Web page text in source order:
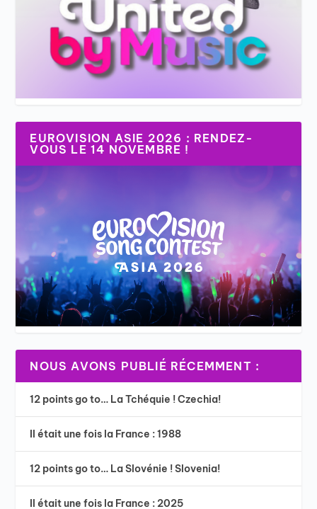
EUROVISION ASIE 2026 : RENDEZ-
VOUS LE 14 NOVEMBRE !
NOUS AVONS PUBLIÉ RÉCEMMENT :
12 points go to… La Tchéquie ! Czechia!
Il était une fois la France : 1988
12 points go to… La Slovénie ! Slovenia!
Il était une fois la France : 2025